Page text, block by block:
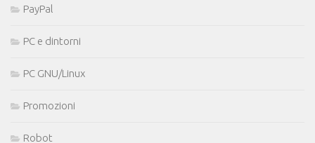
PayPal
PC e dintorni
PC GNU/Linux
Promozioni
Robot